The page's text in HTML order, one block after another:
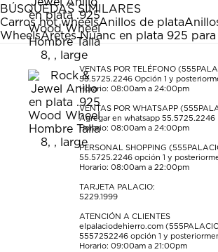
estrella
Esta
acción
abrirá
el
formulario
de
envío.
estrellas.
Esta
acción
abrirá
el
formulario
de
envío.
estrellas.
Esta
acción
abrirá
formulario
de
envío.
estrellas.
Esta
acción
abrirá
formulario
de
Esta
acción
abrirá
formulario
de
envío.
BÚSQUEDAS SIMILARES
Carros hot wheelsAnillos de plata
WheelsAretes Nuanc en plata 925
VENTAS POR TELÉFONO
55.5725.2246 Opción 1 y
Horario: 08:00am a 24:00pm
VENTAS POR WHATSAPP
Agregar en whatsapp 55.5725.2246
Horario: 08:00am a 24:00pm
PERSONAL SHOPPING
55.5725.2246 opción 1 y
Horario: 08:00am a 22:00pm
TARJETA PALACIO:
5229.1999
ATENCIÓN A CLIENTES
elpalaciodehierro.com
5557252246 opción 1 y
Horario: 09:00am a 21:00pm